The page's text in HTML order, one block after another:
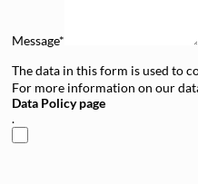
Message*
The data in this form is used to
For more information on our
Data Policy page
.